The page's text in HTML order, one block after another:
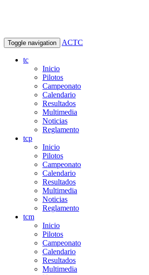
Toggle navigation ACTC
tc
Inicio
Pilotos
Campeonato
Calendario
Resultados
Multimedia
Noticias
Reglamento
tcp
Inicio
Pilotos
Campeonato
Calendario
Resultados
Multimedia
Noticias
Reglamento
tcm
Inicio
Pilotos
Campeonato
Calendario
Resultados
Multimedia